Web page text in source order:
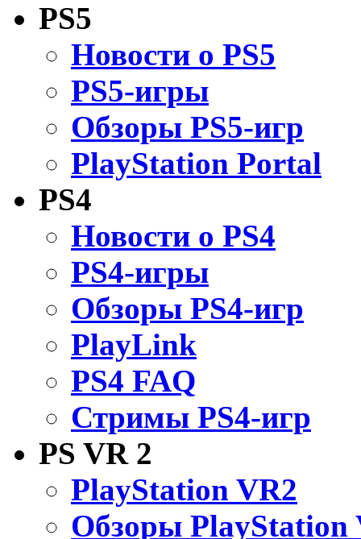
PS5
Новости о PS5
PS5-игры
Обзоры PS5-игр
PlayStation Portal
PS4
Новости о PS4
PS4-игры
Обзоры PS4-игр
PlayLink
PS4 FAQ
Стримы PS4-игр
PS VR 2
PlayStation VR2
Обзоры PlayStation